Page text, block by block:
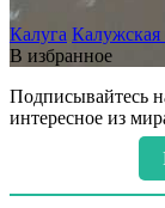
Калуга Калужская
В избранное
Подписывайтесь
интересное из